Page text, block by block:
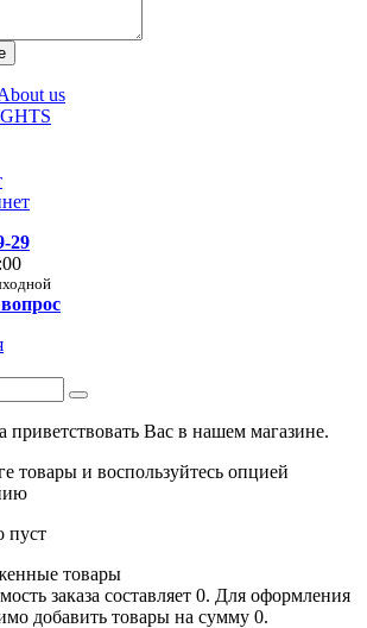
us
29
приветствовать Вас в нашем магазине.
товары и воспользуйтесь опцией
пуст
товары
заказа составляет 0. Для оформления
добавить товары на сумму 0.